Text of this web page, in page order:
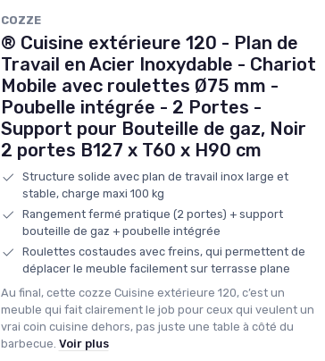
COZZE
® Cuisine extérieure 120 - Plan de
Travail en Acier Inoxydable - Chariot
Mobile avec roulettes Ø75 mm -
Poubelle intégrée - 2 Portes -
Support pour Bouteille de gaz, Noir
2 portes B127 x T60 x H90 cm
Structure solide avec plan de travail inox large et
stable, charge maxi 100 kg
Rangement fermé pratique (2 portes) + support
bouteille de gaz + poubelle intégrée
Roulettes costaudes avec freins, qui permettent de
déplacer le meuble facilement sur terrasse plane
Au final, cette cozze Cuisine extérieure 120, c’est un
meuble qui fait clairement le job pour ceux qui veulent un
vrai coin cuisine dehors, pas juste une table à côté du
barbecue. Voir plus